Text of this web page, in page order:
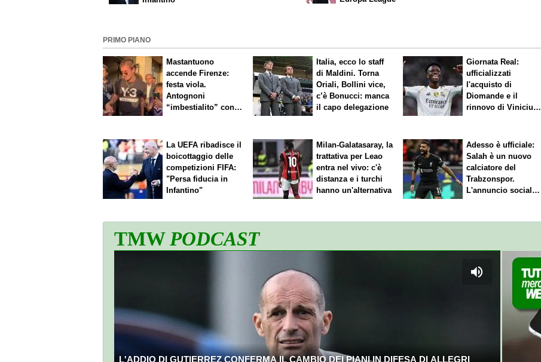
PRIMO PIANO
Mastantuono
accende Firenze:
festa viola.
Antognoni
“imbestialito” con
Italia, ecco lo staff
di Maldini. Torna
Oriali, Bollini vice,
c’è Bonucci: manca
il capo delegazione
Giornata Real:
ufficializzati
l'acquisto di
Diomande e il
rinnovo di Vinicius.
La UEFA ribadisce il
boicottaggio delle
competizioni FIFA:
"Persa fiducia in
Infantino"
Milan-Galatasaray, la
trattativa per Leao
entra nel vivo: c'è
distanza e i turchi
hanno un'alternativa
Adesso è ufficiale:
Salah è un nuovo
calciatore del
Trabzonspor.
L'annuncio social
TMWPODCAST
L'ADDIO DI GUTIERREZ CONFERMA IL CAMBIO DEI PIANI IN DIFESA DI ALLEGRI